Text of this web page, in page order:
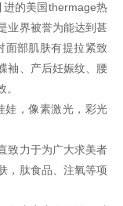
的美国thermage热
业界被誉为能达到甚
面部肌肤有提拉紧致
袖、产后妊娠纹、腰
，像素激光，彩光
力于为广大求美者
，肽食品、注氧等项